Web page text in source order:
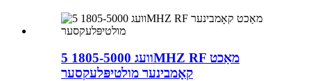
5 וועג 1805-5000MHZ RF מאַכט
קאָמבינער מולטיפּלעקסער